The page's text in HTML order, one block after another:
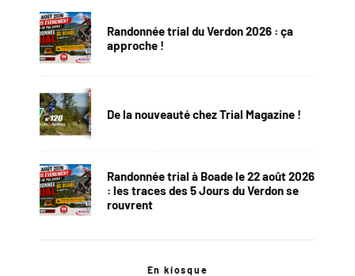
Randonnée trial du Verdon 2026 : ça
approche !
De la nouveauté chez Trial Magazine !
Randonnée trial à Boade le 22 août 2026
: les traces des 5 Jours du Verdon se
rouvrent
En kiosque